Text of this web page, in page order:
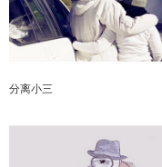
分离小三